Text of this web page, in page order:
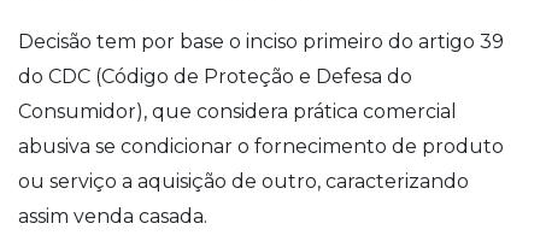
Decisão tem por base o inciso primeiro do artigo 39
do CDC (Código de Proteção e Defesa do
Consumidor), que considera prática comercial
abusiva se condicionar o fornecimento de produto
ou serviço a aquisição de outro, caracterizando
assim venda casada.